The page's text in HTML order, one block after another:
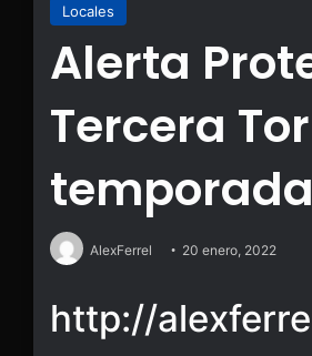
Locales
Alerta
Tercera
temporada
AlexFerrel 20 enero, 2022
http://